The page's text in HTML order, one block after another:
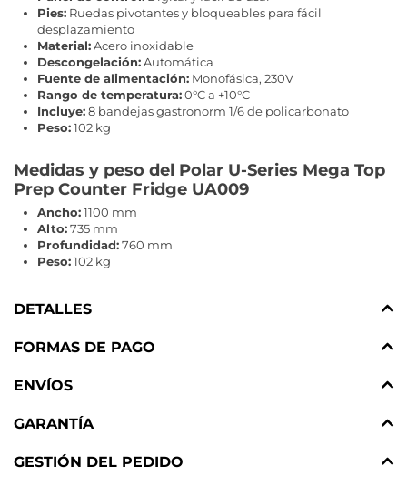
Pies: Ruedas pivotantes y bloqueables para fácil
desplazamiento
Material:Acero inoxidable
Descongelación:Automática
Fuente de alimentación: Monofásica, 230V
Rango de temperatura:0°C a +10°C
Incluye:8 bandejas gastronorm 1/6 de policarbonato
Peso:102 kg
Medidas y peso del Polar U-Series Mega Top
Prep Counter Fridge UA009
Ancho:1100 mm
Alto:735 mm
Profundidad:760 mm
Peso:102 kg
DETALLES
FORMAS DE PAGO
ENVÍOS
GARANTÍA
GESTIÓN DEL PEDIDO